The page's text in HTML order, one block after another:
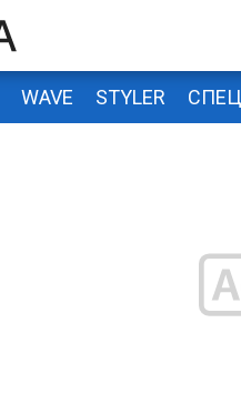
WAVE STYLER